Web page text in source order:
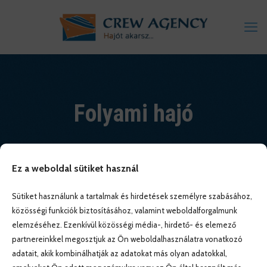
Ez a weboldal sütiket használ
Sütiket használunk a tartalmak és hirdetések személyre szabásához,
közösségi funkciók biztosításához, valamint weboldalforgalmunk
elemzéséhez. Ezenkívül közösségi média-, hirdető- és elemező
partnereinkkel megosztjuk az Ön weboldalhasználatra vonatkozó
adatait, akik kombinálhatják az adatokat más olyan adatokkal,
Folyami hajó